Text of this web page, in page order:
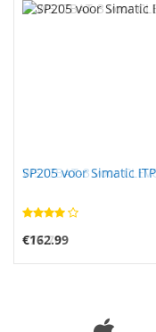
SP205 voor Simatic
€162.99